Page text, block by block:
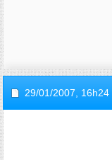
29/01/2007, 16h24